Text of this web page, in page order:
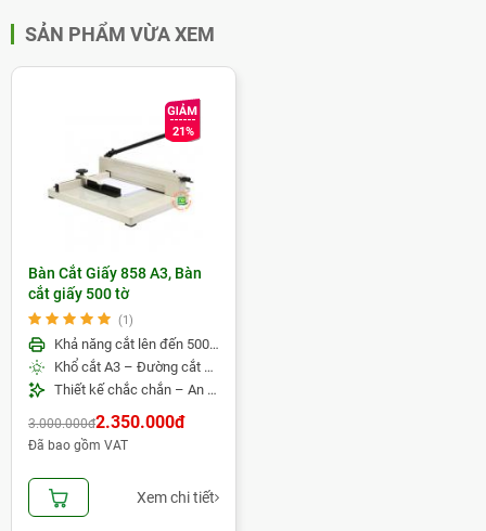
SẢN PHẨM VỪA XEM
21%
Bàn Cắt Giấy 858 A3, Bàn
cắt giấy 500 tờ
(1)
Khả năng cắt lên đến 500 tờ/lần – Đáp ứng nhu cầu cắt số lượng lớn
Khổ cắt A3 – Đường cắt chính xác, sắc gọn
Thiết kế chắc chắn – An toàn và bền bỉ
3.000.000đ2.350.000đ
Đã bao gồm VAT
Xem chi tiết